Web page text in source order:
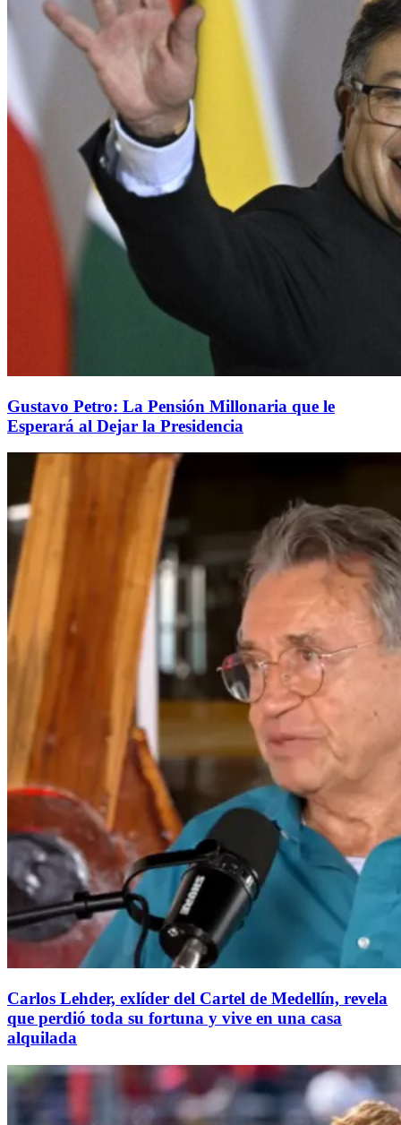
Gustavo Petro: La Pensión Millonaria que le
Esperará al Dejar la Presidencia
Carlos Lehder, exlíder del Cartel de Medellín, revela
que perdió toda su fortuna y vive en una casa
alquilada